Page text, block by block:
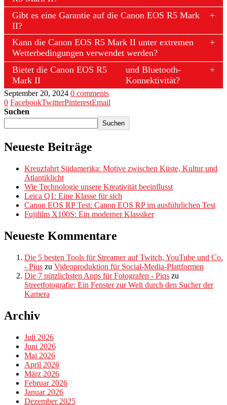
Gibt es eine Garantie auf die Canon EOS R5 Mark
II?
Kann die Canon EOS R5 Mark II unter extremen
Wetterbedingungen verwendet werden?
Bietet die Canon EOS R5
Mark II
und Bluetooth-
Konnektivität?
September 20, 2024 0 comments
0 FacebookTwitterPinterestEmail
Suchen
Suchen
Neueste Beiträge
Kreuzfahrt Südamerika: Motive zwischen Küste, Kultur und
Atlantiklicht
Wie Technologie unsere Kreativität beeinflusst
Leica Q1: Eine Klasse für sich
Canon EOS RP Test: Canon EOS RP im ausführlichen Test
Fujifilm X100S: Ein moderner Klassiker
Neueste Kommentare
Die 5 besten Tools für Streamer auf Twitch, YouTube und Co.
- Piqs zu Videoproduktion für Social-Media-Plattformen
Die 7 nützlichsten Apps für Fotografen - Piqs zu
Streetfotografie: Ein Fenster zur Welt durch den Sucher der
Kamera
Archiv
Juli 2026
Juni 2026
Mai 2026
April 2026
März 2026
Februar 2026
Januar 2026
Dezember 2025